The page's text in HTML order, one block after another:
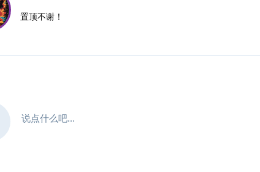
置顶不谢！
说点什么吧...